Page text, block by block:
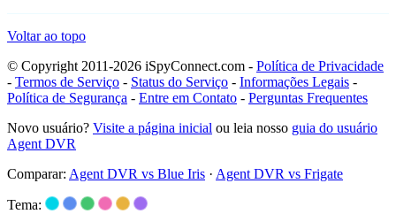
Voltar ao topo
© Copyright 2011-2026 iSpyConnect.com - Política de Privacidade
- Termos de Serviço - Status do Serviço - Informações Legais -
Política de Segurança - Entre em Contato - Perguntas Frequentes
Novo usuário? Visite a página inicial ou leia nosso guia do usuário
Agent DVR
Comparar: Agent DVR vs Blue Iris · Agent DVR vs Frigate
Tema: